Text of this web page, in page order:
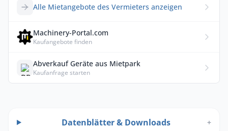
Alle Mietangebote des Vermieters anzeigen
Machinery-Portal.com
Kaufangebote finden
Abverkauf Geräte aus Mietpark
Kaufanfrage starten
Datenblätter & Downloads +